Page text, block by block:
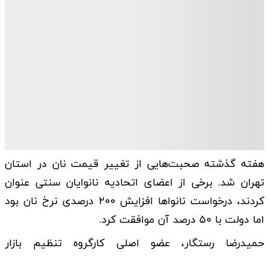
هفته گذشته صحبت‌هایی از تغییر قیمت نان در استان
تهران شد. برخی از اعضای اتحادیه نانوایان سنتی عنوان
کردند، درخواست نانواها افزایش ۲۰۰ درصدی نرخ نان بود
اما دولت با ۵۰ درصد آن موافقت کرد.
حمیدرضا رستگار، عضو اصلی کارگروه تنظیم بازار